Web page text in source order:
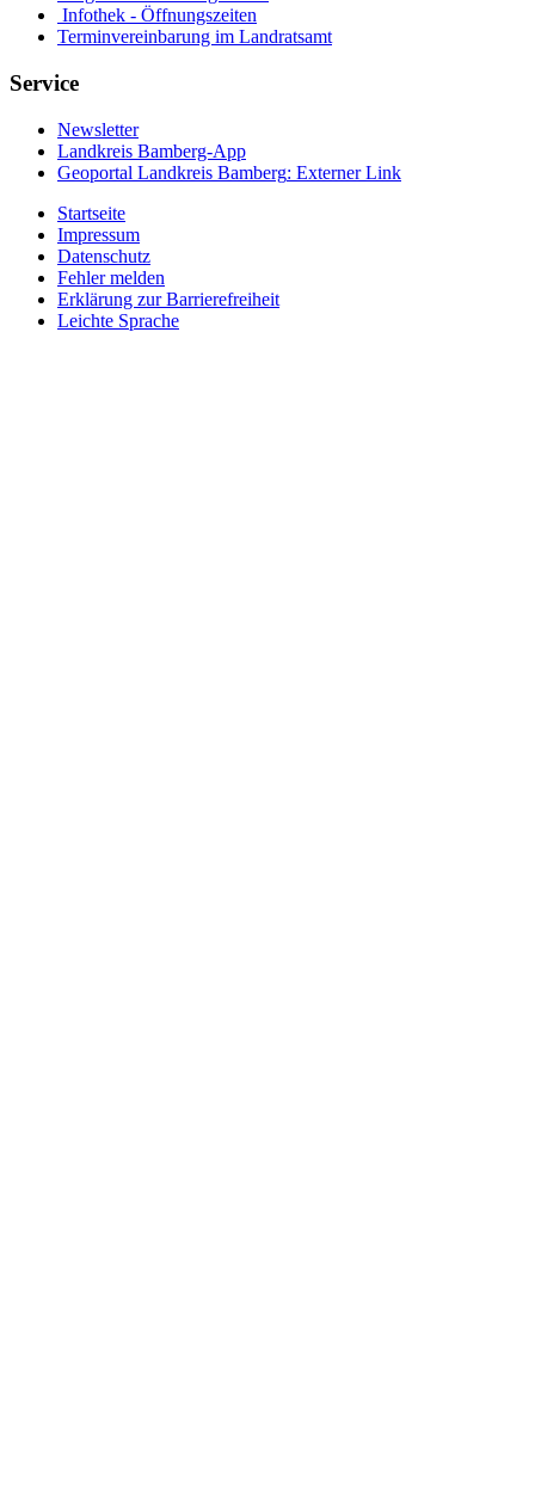
Infothek - Öffnungszeiten
Terminvereinbarung im Landratsamt
Service
Newsletter
Landkreis Bamberg-App
Geoportal Landkreis Bamberg: Externer Link
Startseite
Impressum
Datenschutz
Fehler melden
Erklärung zur Barrierefreiheit
Leichte Sprache